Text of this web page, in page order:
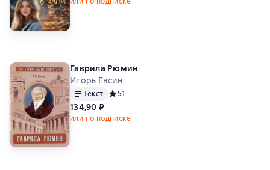
Гаврила Рюмин
Игорь Евсин
Текст Средний рейтинг 5 на основе 1 оценок
51
134,90 ₽
или по подписке